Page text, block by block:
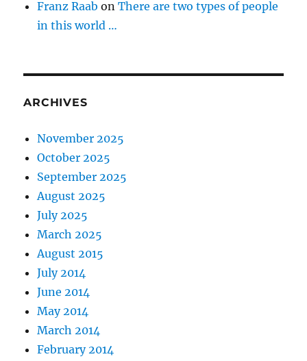
Franz Raab onThere are two types of people
in this world …
ARCHIVES
November 2025
October 2025
September 2025
August 2025
July 2025
March 2025
August 2015
July 2014
June 2014
May 2014
March 2014
February 2014